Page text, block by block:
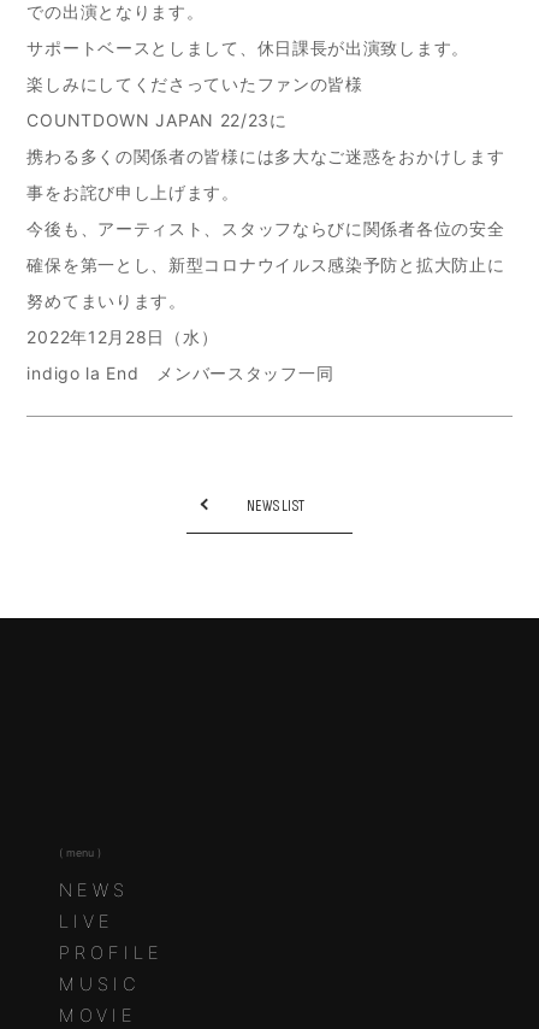
での出演となります。
サポートベースとしまして、休日課長が出演致します。
楽しみにしてくださっていたファンの皆様
COUNTDOWN JAPAN 22/23に
携わる多くの関係者の皆様には多大なご迷惑をおかけします
事をお詫び申し上げます。
今後も、アーティスト、スタッフならびに関係者各位の安全
確保を第一とし、新型コロナウイルス感染予防と拡大防止に
努めてまいります。
2022年12月28日（水）
indigo la End メンバースタッフ一同
NEWS LIST
( menu )
NEWS
LIVE
PROFILE
MUSIC
MOVIE